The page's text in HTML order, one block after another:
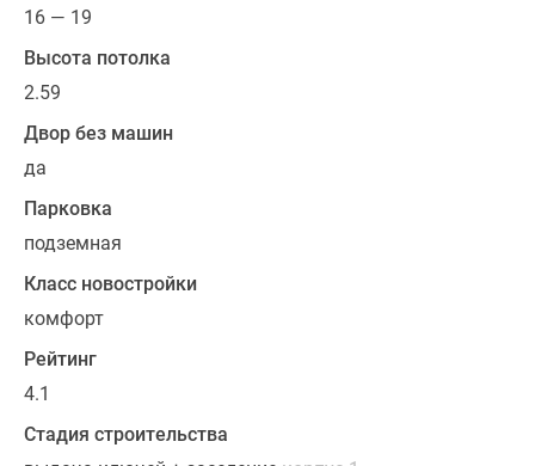
машиномест.
территории
комплекса
предусмотрены
гостевые
парковки
в
специально
местах.
Благоустройство
территории
отвечает
16 — 19
Высота потолка
2.59
Двор без машин
да
Парковка
подземная
Класс новостройки
комфорт
Рейтинг
4.1
Стадия строительства